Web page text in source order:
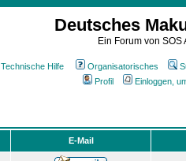
Deutsches
Ein Forum von
Technische Hilfe Organisatorisches
Profil
Einloggen,
E-Mail